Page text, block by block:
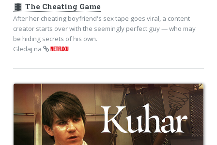
theaters The Cheating Game
After her cheating boyfriend's sex tape goes viral, a content
creator starts over with the seemingly perfect guy — who may
be hiding secrets of his own.
Gledaj na
NETFLIXU